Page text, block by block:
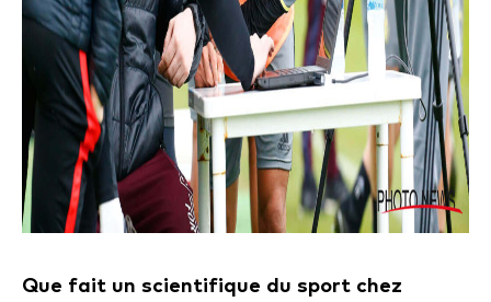
Que fait un scientifique du sport chez